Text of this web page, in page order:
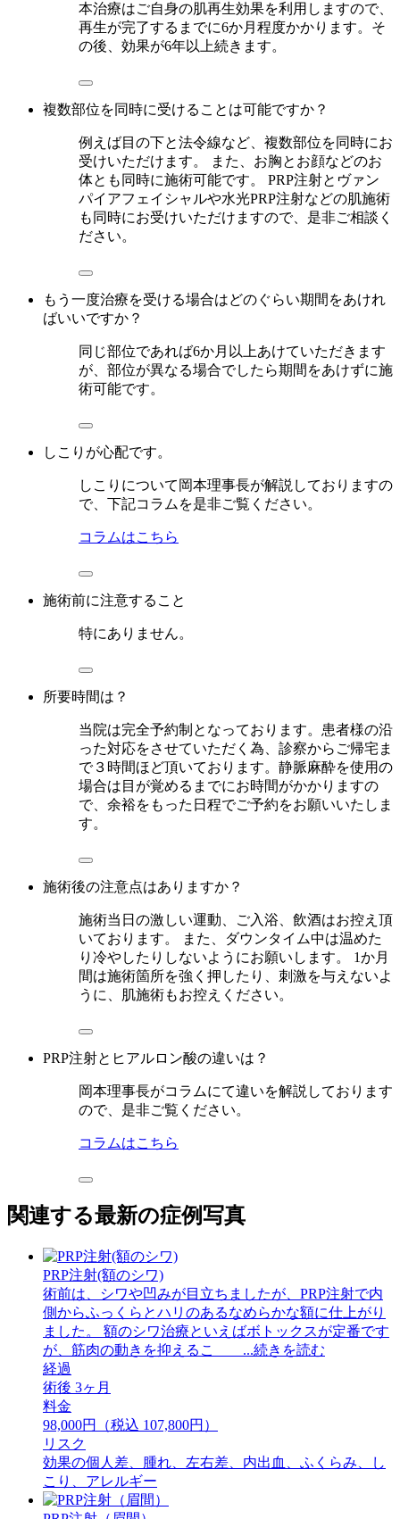
本治療はご自身の肌再生効果を利用しますので、
再生が完了するまでに6か月程度かかります。そ
の後、効果が6年以上続きます。
複数部位を同時に受けることは可能ですか？
例えば目の下と法令線など、複数部位を同時にお
受けいただけます。 また、お胸とお顔などのお
体とも同時に施術可能です。 PRP注射とヴァン
パイアフェイシャルや水光PRP注射などの肌施術
も同時にお受けいただけますので、是非ご相談く
ださい。
もう一度治療を受ける場合はどのぐらい期間をあけれ
ばいいですか？
同じ部位であれば6か月以上あけていただきます
が、部位が異なる場合でしたら期間をあけずに施
術可能です。
しこりが心配です。
しこりについて岡本理事長が解説しておりますの
で、下記コラムを是非ご覧ください。
コラムはこちら
施術前に注意すること
特にありません。
所要時間は？
当院は完全予約制となっております。患者様の沿
った対応をさせていただく為、診察からご帰宅ま
で３時間ほど頂いております。静脈麻酔を使用の
場合は目が覚めるまでにお時間がかかりますの
で、余裕をもった日程でご予約をお願いいたしま
す。
施術後の注意点はありますか？
施術当日の激しい運動、ご入浴、飲酒はお控え頂
いております。 また、ダウンタイム中は温めた
り冷やしたりしないようにお願いします。 1か月
間は施術箇所を強く押したり、刺激を与えないよ
うに、肌施術もお控えください。
PRP注射とヒアルロン酸の違いは？
岡本理事長がコラムにて違いを解説しております
ので、是非ご覧ください。
コラムはこちら
関連する最新の症例写真
PRP注射(額のシワ)
術前は、シワや凹みが目立ちましたが、PRP注射で内
側からふっくらとハリのあるなめらかな額に仕上がり
ました。 額のシワ治療といえばボトックスが定番です
が、筋肉の動きを抑えるこ ...続きを読む
経過
術後 3ヶ月
料金
98,000円（税込 107,800円）
リスク
効果の個人差、腫れ、左右差、内出血、ふくらみ、し
こり、アレルギー